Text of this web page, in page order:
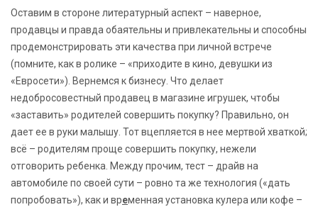
Оставим в стороне литературный аспект – наверное,
продавцы и правда обаятельны и привлекательны и способны
продемонстрировать эти качества при личной встрече
(помните, как в ролике – «приходите в кино, девушки из
«Евросети»). Вернемся к бизнесу. Что делает
недобросовестный продавец в магазине игрушек, чтобы
«заставить» родителей совершить покупку? Правильно, он
дает ее в руки малышу. Тот вцепляется в нее мертвой хваткой;
всё – родителям проще совершить покупку, нежели
отговорить ребенка. Между прочим, тест – драйв на
автомобиле по своей сути – ровно та же технология («дать
попробовать»), как и временная установка кулера или кофе –